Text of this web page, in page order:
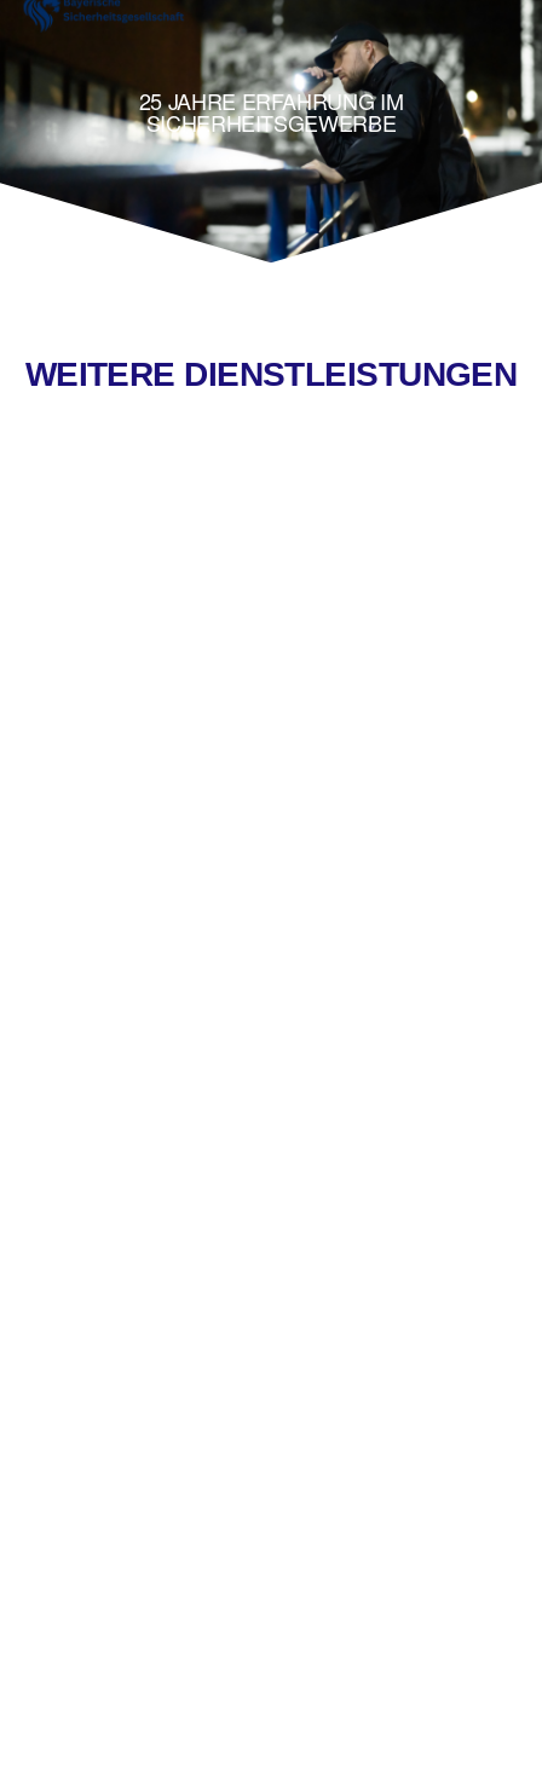
25 JAHRE ERFAHRUNG IM
SICHERHEITSGEWERBE
WEITERE DIENSTLEISTUNGEN